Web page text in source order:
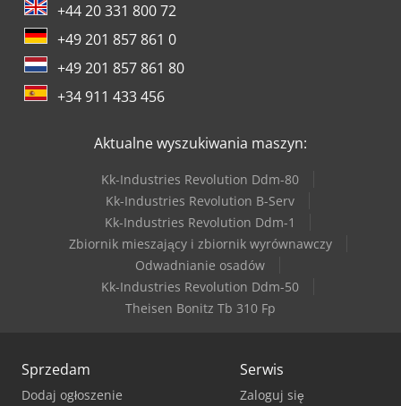
+44 20 331 800 72
+49 201 857 861 0
+49 201 857 861 80
+34 911 433 456
Aktualne wyszukiwania maszyn:
Kk-Industries Revolution Ddm-80
Kk-Industries Revolution B-Serv
Kk-Industries Revolution Ddm-1
Zbiornik mieszający i zbiornik wyrównawczy
Odwadnianie osadów
Kk-Industries Revolution Ddm-50
Theisen Bonitz Tb 310 Fp
Sprzedam
Dodaj ogłoszenie
Serwis
Zaloguj się